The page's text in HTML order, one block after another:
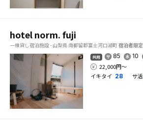
hotel norm. fuji
一棟貸し宿泊施設 - 山梨県 南都留郡富士河口湖町宿泊者限定
共用 85 10
22,000円〜
イキタイ 28 サ活